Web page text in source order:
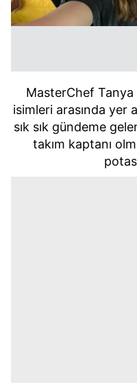
MasterChef
isimleri arasında yer
sık sık gündeme
takım kaptanı